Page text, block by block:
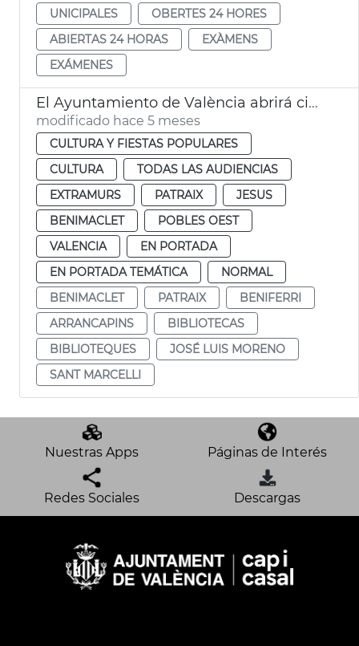
UNICIPALES
OBERTES 24 HORES
ABIERTAS 24 HORAS
EXÀMENS
EXÁMENES
El Ayuntamiento de València abrirá cinco bibliotecas 24 horas durante las épocas de exámenes
modificado hace 5 meses
CULTURA Y FIESTAS POPULARES
CULTURA
TODAS LAS AUDIENCIAS
EXTRAMURS
PATRAIX
JESUS
BENIMACLET
POBLES OEST
VALENCIA
EN PORTADA
EN PORTADA TEMÁTICA
NORMAL
BENIMACLET
PATRAIX
BENIFERRI
ARRANCAPINS
BIBLIOTECAS
BIBLIOTEQUES
JOSÉ LUIS MORENO
SANT MARCELLI
Nuestras Apps Páginas de Interés
Redes Sociales Descargas